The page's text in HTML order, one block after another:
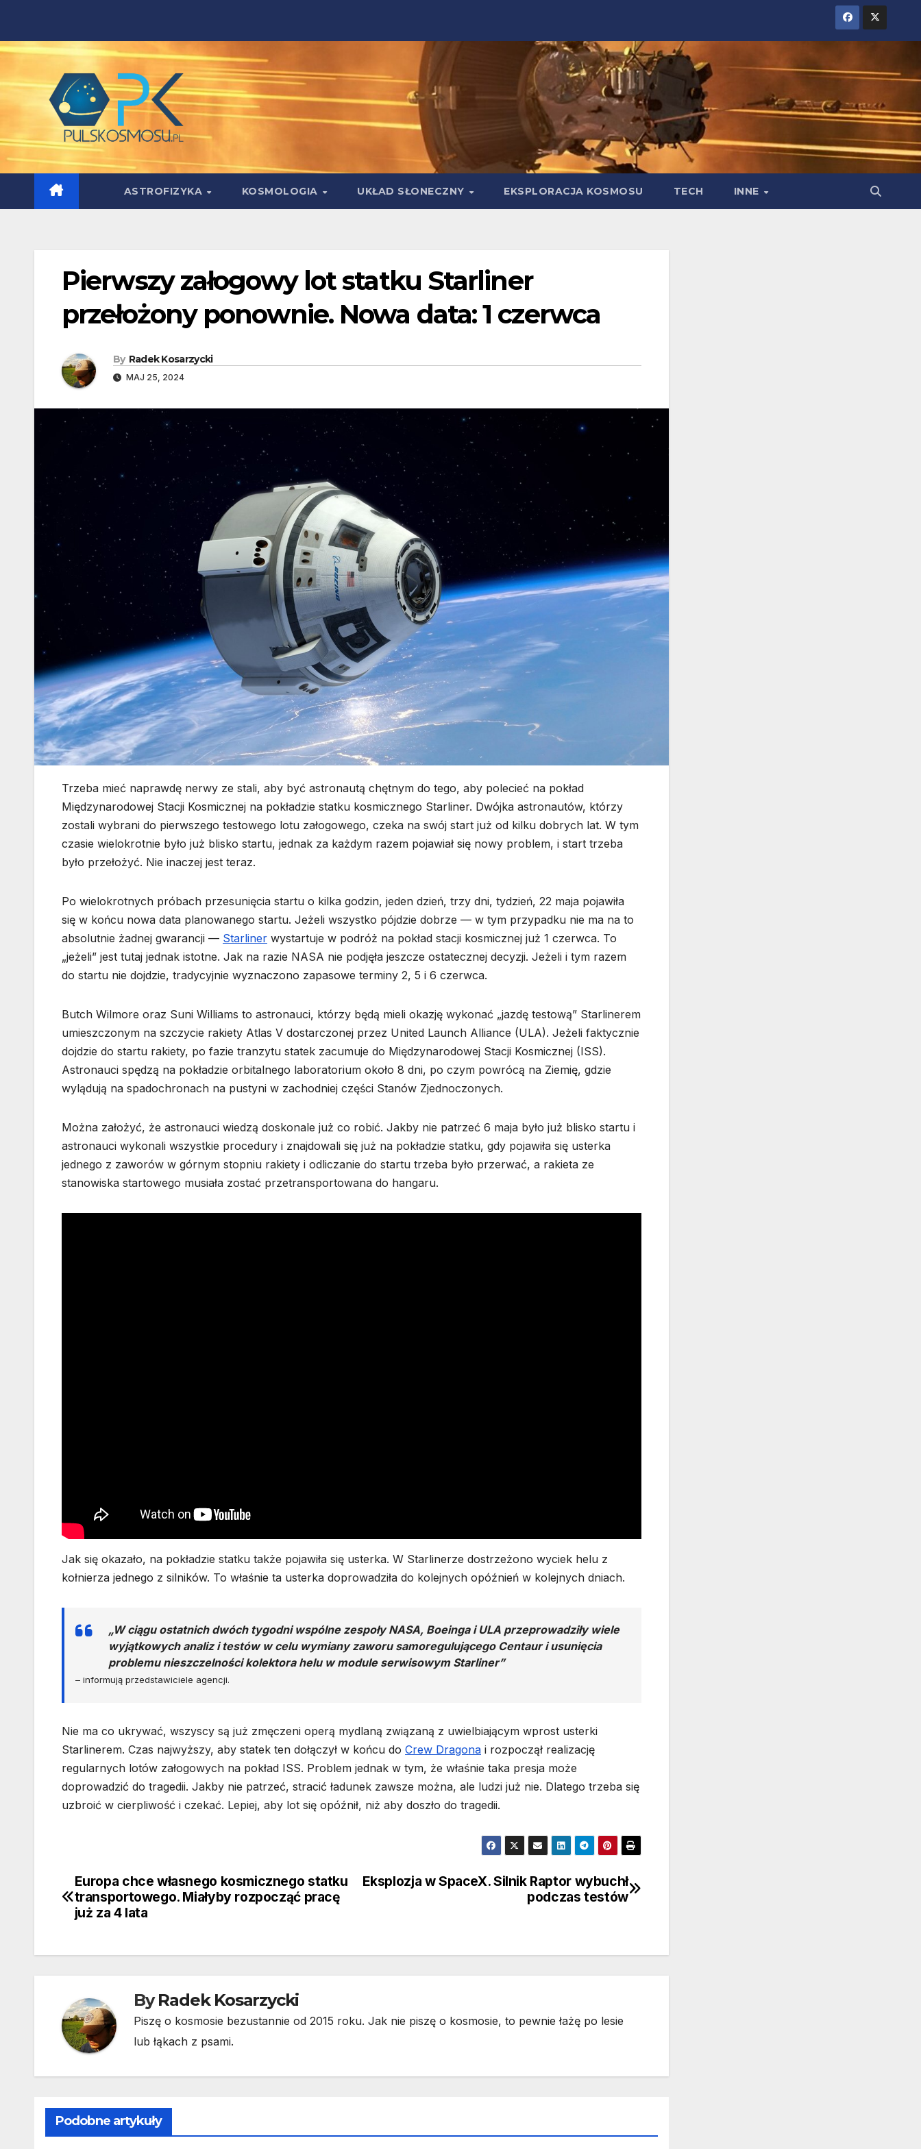
content
ASTROFIZYKA KOSMOLOGIA UKŁAD SŁONECZNY EKSPLORACJA KOSMOSU TECH INNE
Pierwszy załogowy lot statku Starliner
przełożony ponownie. Nowa data: 1 czerwca
By Radek Kosarzycki
MAJ 25, 2024
Trzeba mieć naprawdę nerwy ze stali, aby być astronautą chętnym do tego, aby polecieć na pokład
Międzynarodowej Stacji Kosmicznej na pokładzie statku kosmicznego Starliner. Dwójka astronautów, którzy
zostali wybrani do pierwszego testowego lotu załogowego, czeka na swój start już od kilku dobrych lat. W tym
czasie wielokrotnie było już blisko startu, jednak za każdym razem pojawiał się nowy problem, i start trzeba
było przełożyć. Nie inaczej jest teraz.
Po wielokrotnych próbach przesunięcia startu o kilka godzin, jeden dzień, trzy dni, tydzień, 22 maja pojawiła
się w końcu nowa data planowanego startu. Jeżeli wszystko pójdzie dobrze — w tym przypadku nie ma na to
absolutnie żadnej gwarancji — Starliner wystartuje w podróż na pokład stacji kosmicznej już 1 czerwca. To
„jeżeli” jest tutaj jednak istotne. Jak na razie NASA nie podjęła jeszcze ostatecznej decyzji. Jeżeli i tym razem
do startu nie dojdzie, tradycyjnie wyznaczono zapasowe terminy 2, 5 i 6 czerwca.
Butch Wilmore oraz Suni Williams to astronauci, którzy będą mieli okazję wykonać „jazdę testową” Starlinerem
umieszczonym na szczycie rakiety Atlas V dostarczonej przez United Launch Alliance (ULA). Jeżeli faktycznie
dojdzie do startu rakiety, po fazie tranzytu statek zacumuje do Międzynarodowej Stacji Kosmicznej (ISS).
Astronauci spędzą na pokładzie orbitalnego laboratorium około 8 dni, po czym powrócą na Ziemię, gdzie
wylądują na spadochronach na pustyni w zachodniej części Stanów Zjednoczonych.
Można założyć, że astronauci wiedzą doskonale już co robić. Jakby nie patrzeć 6 maja było już blisko startu i
astronauci wykonali wszystkie procedury i znajdowali się już na pokładzie statku, gdy pojawiła się usterka
jednego z zaworów w górnym stopniu rakiety i odliczanie do startu trzeba było przerwać, a rakieta ze
stanowiska startowego musiała zostać przetransportowana do hangaru.
Jak się okazało, na pokładzie statku także pojawiła się usterka. W Starlinerze dostrzeżono wyciek helu z
kołnierza jednego z silników. To właśnie ta usterka doprowadziła do kolejnych opóźnień w kolejnych dniach.
„W ciągu ostatnich dwóch tygodni wspólne zespoły NASA, Boeinga i ULA przeprowadziły wiele
wyjątkowych analiz i testów w celu wymiany zaworu samoregulującego Centaur i usunięcia
problemu nieszczelności kolektora helu w module serwisowym Starliner”
– informują przedstawiciele agencji.
Nie ma co ukrywać, wszyscy są już zmęczeni operą mydlaną związaną z uwielbiającym wprost usterki
Starlinerem. Czas najwyższy, aby statek ten dołączył w końcu do Crew Dragona i rozpoczął realizację
regularnych lotów załogowych na pokład ISS. Problem jednak w tym, że właśnie taka presja może
doprowadzić do tragedii. Jakby nie patrzeć, stracić ładunek zawsze można, ale ludzi już nie. Dlatego trzeba się
uzbroić w cierpliwość i czekać. Lepiej, aby lot się opóźnił, niż aby doszło do tragedii.
Nawigacja
wpisu
Eksplozja w SpaceX. Silnik Raptor wybuchł
podczas testów
Europa chce własnego kosmicznego statku
transportowego. Miałyby rozpocząć pracę
już za 4 lata
ByRadek Kosarzycki
Piszę o kosmosie bezustannie od 2015 roku. Jak nie piszę o kosmosie, to pewnie łażę po lesie
lub łąkach z psami.
Podobne artykuły